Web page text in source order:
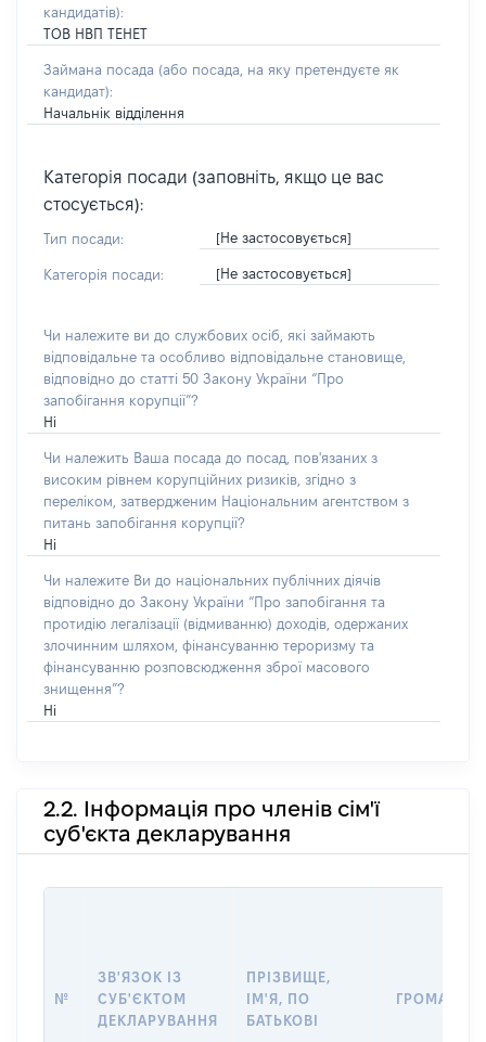
кандидатів):
ТОВ НВП ТЕНЕТ
Займана посада (або посада, на яку претендуєте як
кандидат):
Начальнік відділення
Категорія посади (заповніть, якщо це вас
стосується):
Тип посади: [Не застосовується]
Категорія посади: [Не застосовується]
Чи належите ви до службових осіб, які займають
відповідальне та особливо відповідальне становище,
відповідно до статті 50 Закону України “Про
запобігання корупції”?
Ні
Чи належить Ваша посада до посад, пов'язаних з
високим рівнем корупційних ризиків, згідно з
переліком, затвердженим Національним агентством з
питань запобігання корупції?
Ні
Чи належите Ви до національних публічних діячів
відповідно до Закону України “Про запобігання та
протидію легалізації (відмиванню) доходів, одержаних
злочинним шляхом, фінансуванню тероризму та
фінансуванню розповсюдження зброї масового
знищення”?
Ні
2.2. Інформація про членів сім'ї
суб'єкта декларування
№
ЗВ'ЯЗОК ІЗ
СУБ'ЄКТОМ
ДЕКЛАРУВАННЯ
ПРІЗВИЩЕ,
ІМ'Я, ПО
БАТЬКОВІ